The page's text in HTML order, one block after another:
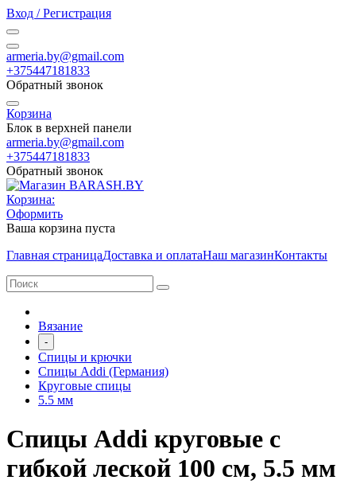
Вход / Регистрация
armeria.by@gmail.com
+375447181833
Обратный звонок
Корзина
Блок в верхней панели
armeria.by@gmail.com
+375447181833
Обратный звонок
Корзина:
Оформить
Ваша корзина пуста
Главная страницаДоставка и оплатаНаш магазинКонтакты
Вязание
-
Спицы и крючки
Спицы Addi (Германия)
Круговые спицы
5.5 мм
Спицы Addi круговые с
гибкой леской 100 см, 5.5 мм